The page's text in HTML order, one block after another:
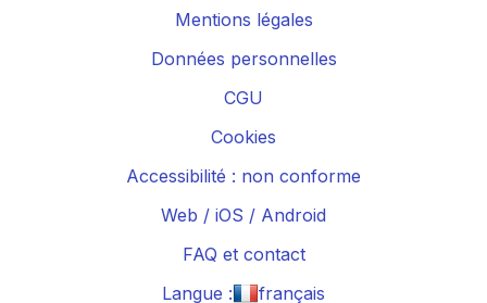
Mentions légales
Données personnelles
CGU
Cookies
Accessibilité : non conforme
Web / iOS / Android
FAQ et contact
Langue :
français